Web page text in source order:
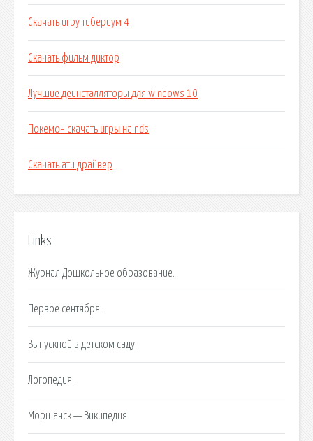
Скачать игру тибериум 4
Скачать фильм диктор
Лучшие деинсталляторы для windows 10
Покемон скачать игры на nds
Скачать ати драйвер
Links
Журнал Дошкольное образование.
Первое сентября.
Выпускной в детском саду.
Логопедия.
Моршанск — Википедия.